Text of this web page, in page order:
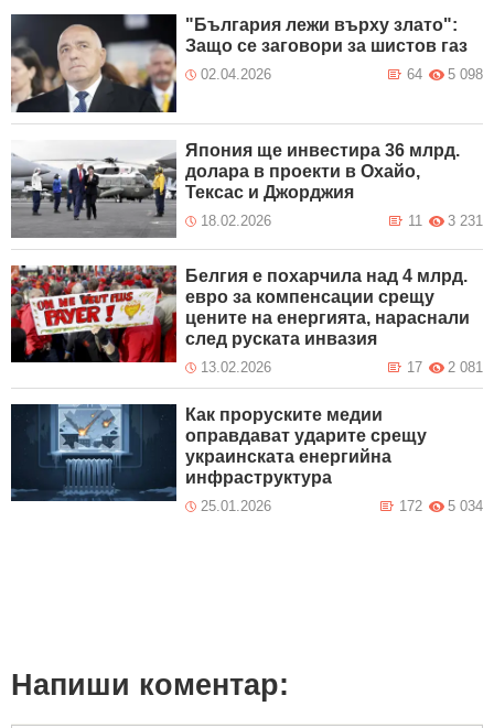
"България лежи върху злато":
Защо се заговори за шистов газ
02.04.2026 5 098
64
Япония ще инвестира 36 млрд.
долара в проекти в Охайо,
Тексас и Джорджия
18.02.2026 3 231
11
Белгия е похарчила над 4 млрд.
евро за компенсации срещу
цените на енергията, нараснали
след руската инвазия
13.02.2026 2 081
17
Как проруските медии
оправдават ударите срещу
украинската енергийна
инфраструктура
25.01.2026 5 034
172
Напиши коментар: